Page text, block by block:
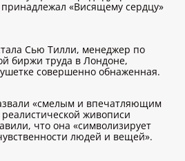
«Висящему сердцу»
Сью Тилли, менеджер по
биржи труда в Лондоне,
совершенно обнаженная.
«смелым и впечатляющим
живописи
что она «символизирует
людей и вещей».